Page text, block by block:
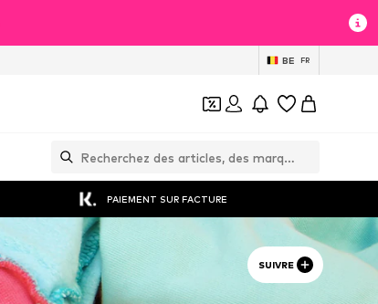
BE FR
PAIEMENT SUR FACTURE
SUIVRE